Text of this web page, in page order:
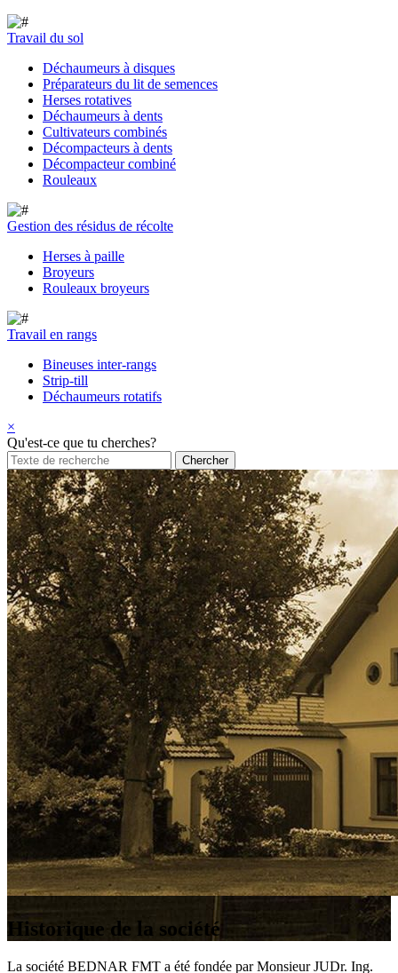
Travail du sol
Déchaumeurs à disques
Préparateurs du lit de semences
Herses rotatives
Déchaumeurs à dents
Cultivateurs combinés
Décompacteurs à dents
Décompacteur combiné
Rouleaux
Gestion des résidus de récolte
Herses à paille
Broyeurs
Rouleaux broyeurs
Travail en rangs
Bineuses inter-rangs
Strip-till
Déchaumeurs rotatifs
×
Qu'est-ce que tu cherches?
Historique de la société
La société BEDNAR FMT a été fondée par Monsieur JUDr. Ing.